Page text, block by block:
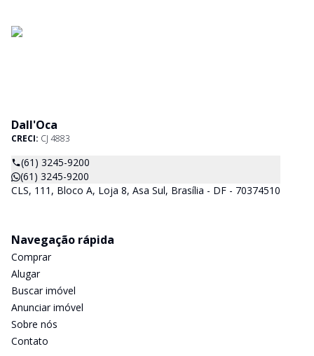
Dall'Oca
CRECI: CJ 4883
(61) 3245-9200
(61) 3245-9200
CLS, 111, Bloco A, Loja 8, Asa Sul, Brasília - DF - 70374510
Navegação rápida
Comprar
Alugar
Buscar imóvel
Anunciar imóvel
Sobre nós
Contato